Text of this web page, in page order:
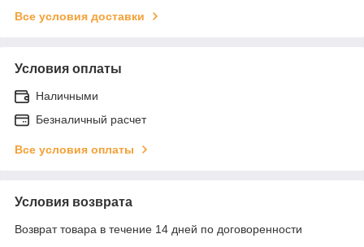
Все условия доставки
Условия оплаты
Наличными
Безналичный расчет
Все условия оплаты
Условия возврата
Возврат товара в течение 14 дней по договоренности